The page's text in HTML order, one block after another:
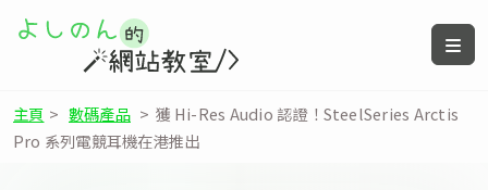
主頁 > 數碼產品 > 獲 Hi-Res Audio 認證！SteelSeries Arctis
Pro 系列電競耳機在港推出